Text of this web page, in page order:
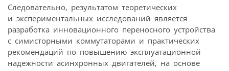
Следовательно, результатом теоретических
и экспериментальных исследований является
разработка инновационного переносного устройства
с симисторными коммутаторами и практических
рекомендаций по повышению эксплуатационной
надежности асинхронных двигателей, на основе